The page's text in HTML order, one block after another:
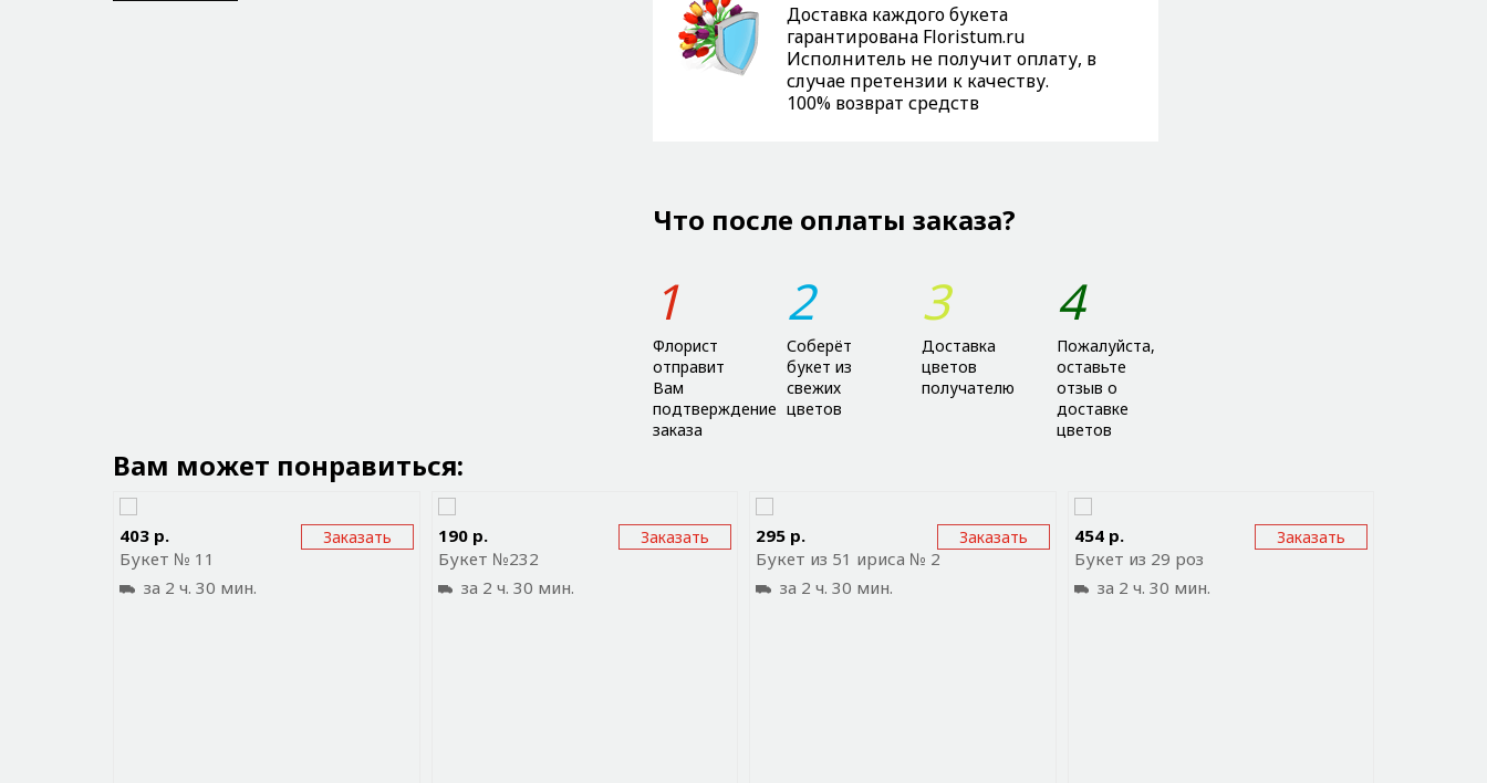
Доставка каждого букета
гарантирована Floristum.ru
Исполнитель не получит оплату, в
случае претензии к качеству.
100% возврат средств
Что после оплаты заказа?
1
Флорист
отправит
Вам
подтверждение
заказа
2
Соберёт
букет из
свежих
цветов
3
Доставка
цветов
получателю
4
Пожалуйста,
оставьте
отзыв о
доставке
цветов
Вам может понравиться:
Заказать
403 р.
Букет № 11
за 2 ч. 30 мин.
Заказать
190 р.
Букет №232
за 2 ч. 30 мин.
Заказать
295 р.
Букет из 51 ириса № 2
за 2 ч. 30 мин.
Заказать
454 р.
Букет из 29 роз
за 2 ч. 30 мин.